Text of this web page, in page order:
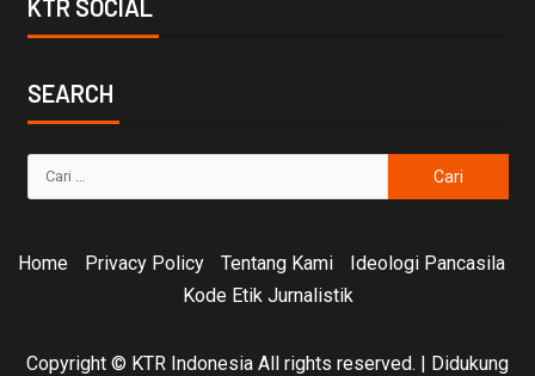
KTR SOCIAL
SEARCH
Home Privacy Policy Tentang Kami
Ideologi Pancasila
Kode Etik Jurnalistik
Copyright © KTR Indonesia All rights reserved. | Didukung